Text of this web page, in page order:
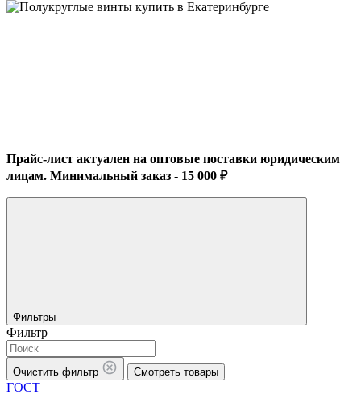
Прайс-лист актуален на оптовые поставки юридическим
лицам. Минимальный заказ - 15 000 ₽
Фильтры
Фильтр
Очистить фильтр Смотреть товары
ГОСТ